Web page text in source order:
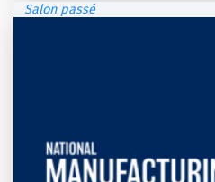
Salon passé